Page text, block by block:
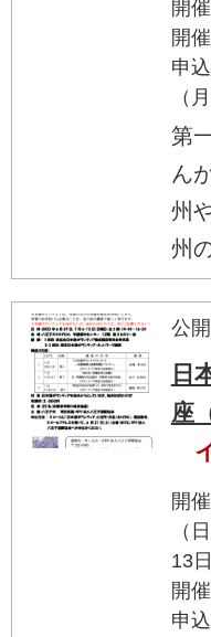
開
開
申
（月
第
ん
州
州
公
日
座
開
（
13
開
申